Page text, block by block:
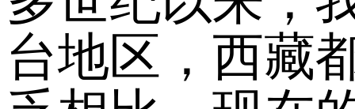
台地区，西藏